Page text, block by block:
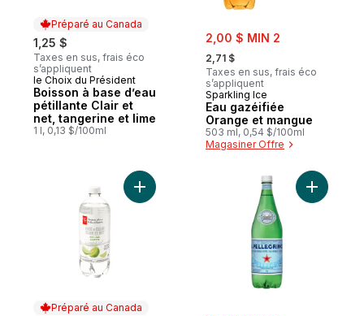
Préparé au Canada
1,25 $
Taxes en sus, frais éco
s’appliquent
Préparé au Canada
le Choix du Président
Boisson à base d’eau
pétillante Clair et
net, tangerine et lime
1 l, 0,13 $/100ml
sale:
2,00 $ MIN 2
, formerly:
2,71 $
Taxes en sus, frais éco
s’appliquent
Sparkling Ice
Eau gazéifiée
Orange et mangue
503 ml, 0,54 $/100ml
Magasiner Offre
Préparé au Canada
Ajouter Boisson à base d’eau pétillante
Ajouter